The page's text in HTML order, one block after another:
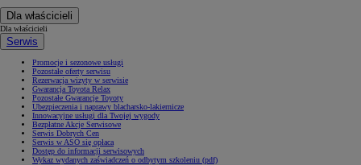
Dla właścicieli
Dla właścicieli
Serwis
Promocje i sezonowe usługi
Pozostałe oferty serwisu
Rezerwacja wizyty w serwisie
Gwarancja Toyota Relax
Pozostałe Gwarancje Toyoty
Ubezpieczenia i naprawy blacharsko-lakiernicze
Innowacyjne usługi dla Twojej wygody
Bezpłatne Akcje Serwisowe
Serwis Dobrych Cen
Serwis w ASO się opłaca
Dostęp do informacji serwisowych
Wykaz wydanych zaświadczeń o odbytym szkoleniu (pdf)